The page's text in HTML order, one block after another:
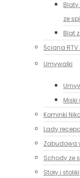
ze
Blat
Ściana
Umywalki
Kominki
Lady
Zabudowa
Schody ze
Stoły i stoliki